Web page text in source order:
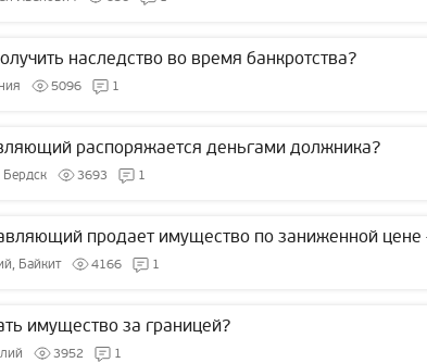
наследство во время банкротства?
5096 1
распоряжается деньгами должника?
Бердск 3693 1
продает имущество по заниженной цене
Байкит 4166 1
имущество за границей?
3952 1